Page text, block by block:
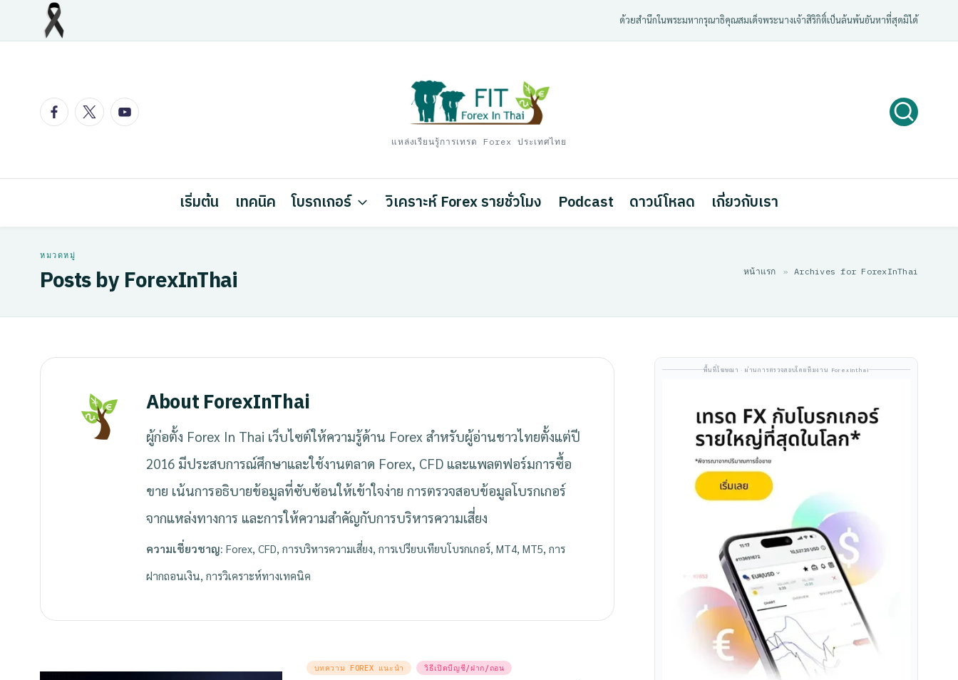
ด้วยสํานึกในพระมหากรุณาธิคุณสมเด็จพระนางเจ้าสิริกิติ์เป็นล้นพ้นอันหาที่สุดมิได้
FacebookTwitterYoutube
แหล่งเรียนรู้การเทรด Forex ประเทศไทย
เริ่มต้น เทคนิค โบรกเกอร์ วิเคราะห์ Forex รายชั่วโมง Podcast ดาวน์โหลด เกี่ยวกับเรา
Posts by ForexInThai หน้าแรก » Archives for ForexInThai
About ForexInThai
ผู้ก่อตั้ง Forex In Thai เว็บไซต์ให้ความรู้ด้าน Forex สำหรับผู้อ่านชาวไทยตั้งแต่ปี
2016 มีประสบการณ์ศึกษาและใช้งานตลาด Forex, CFD และแพลตฟอร์มการซื้อ
ขาย เน้นการอธิบายข้อมูลที่ซับซ้อนให้เข้าใจง่าย การตรวจสอบข้อมูลโบรกเกอร์
จากแหล่งทางการ และการให้ความสำคัญกับการบริหารความเสี่ยง
ความเชี่ยวชาญ: Forex, CFD, การบริหารความเสี่ยง, การเปรียบเทียบโบรกเกอร์, MT4, MT5, การ
ฝากถอนเงิน, การวิเคราะห์ทางเทคนิค
Posted
บทความ FOREX แนะนำ วิธีเปิดบีญชี/ฝาก/ถอน
พื้นที่โฆษณา · ผ่านการตรวจสอบโดยทีมงาน Forexinthai